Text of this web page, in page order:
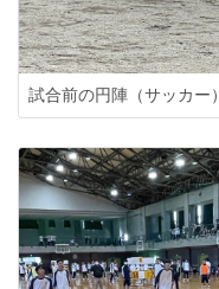
試合前の円陣（サッカー）